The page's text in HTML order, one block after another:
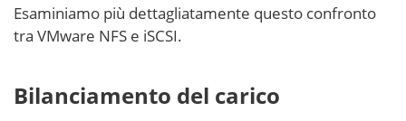
Esaminiamo più dettagliatamente questo confronto
tra VMware NFS e iSCSI.
Bilanciamento del carico